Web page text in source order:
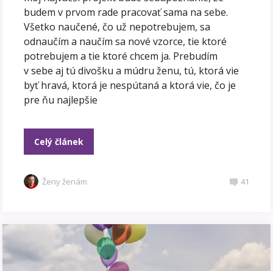
budem v prvom rade pracovať sama na sebe.
Všetko naučené, čo už nepotrebujem, sa
odnaučím a naučím sa nové vzorce, tie ktoré
potrebujem a tie ktoré chcem ja. Prebudím
v sebe aj tú divošku a múdru ženu, tú, ktorá vie
byť hravá, ktorá je nespútaná a ktorá vie, čo je
pre ňu najlepšie
Celý článek
Ženy ženám 41